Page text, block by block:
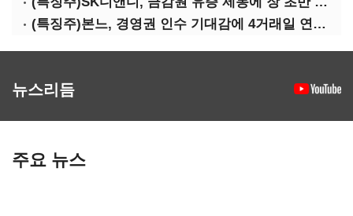
(특징주)본느, 경영권 인수 기대감에 4거래일 연속 상한가
뉴스리듬
주요 뉴스